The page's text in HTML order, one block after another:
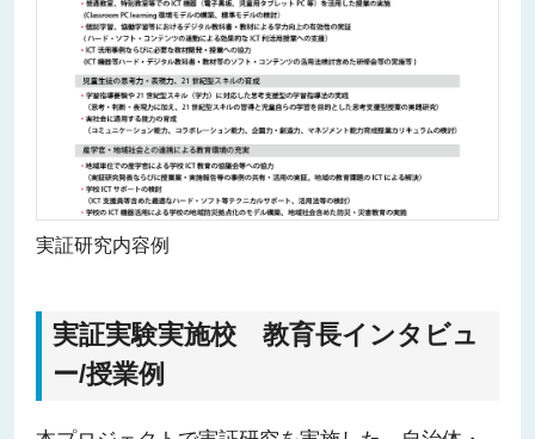
実証研究内容例
実証実験実施校 教育長インタビュ
ー/授業例